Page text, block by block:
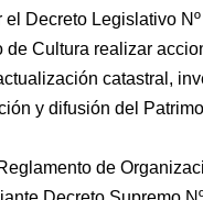
Decreto Legislativo
Cultura realizar
catastral,
y difusión del
de